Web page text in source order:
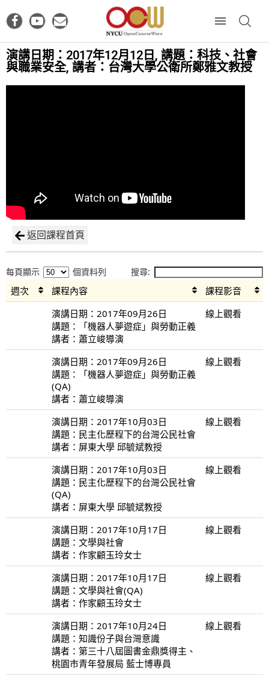
演講日期：2017年12月12日, 講題：科技、社會
與職業安全, 講者：台灣大學公衛所鄭雅文教授
返回課程首頁
每頁顯示 個資料列 搜尋:
週次 課程內容
課程影音
演講日期：2017年09月26日
講題：「機器人夢遊症」與勞動正義
講者：蕭立峻導演
線上觀看
演講日期：2017年09月26日
講題：「機器人夢遊症」與勞動正義
(QA)
講者：蕭立峻導演
線上觀看
演講日期：2017年10月03日
講題：民主化歷程下的台灣公民社會
講者：屏東大學 邱毓斌教授
線上觀看
演講日期：2017年10月03日
講題：民主化歷程下的台灣公民社會
(QA)
講者：屏東大學 邱毓斌教授
線上觀看
演講日期：2017年10月17日
講題：文學與社會
講者：作家顧玉玲女士
線上觀看
演講日期：2017年10月17日
講題：文學與社會(QA)
講者：作家顧玉玲女士
線上觀看
演講日期：2017年10月24日
講題：知識份子與台灣意識
講者：第三十八屆圖書金鼎獎得主、
桃園市青年發展局 藍士博專員
線上觀看